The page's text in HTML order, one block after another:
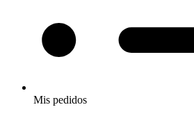
Mis pedidos